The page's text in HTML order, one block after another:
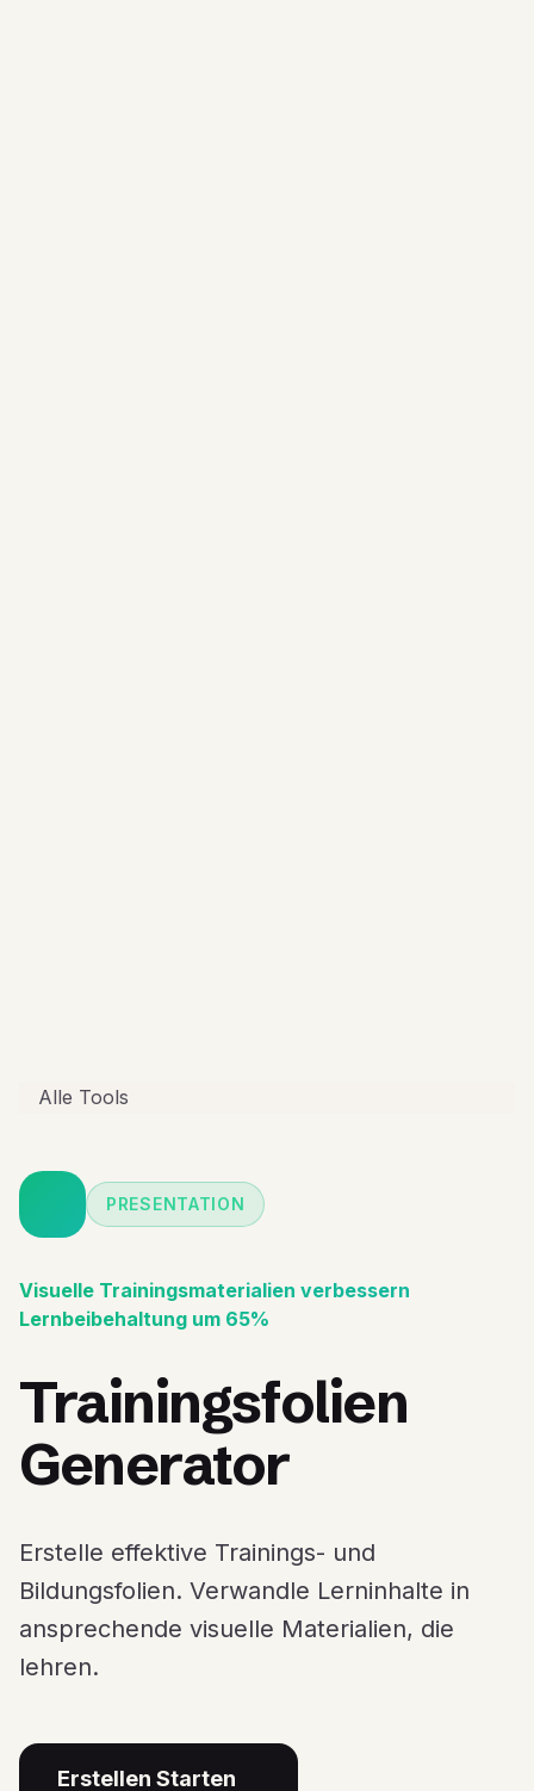
Alle Tools
PRESENTATION
Visuelle Trainingsmaterialien verbessern
Lernbeibehaltung um 65%
Trainingsfolien
Generator
Erstelle effektive Trainings- und
Bildungsfolien. Verwandle Lerninhalte in
ansprechende visuelle Materialien, die
lehren.
Erstellen Starten